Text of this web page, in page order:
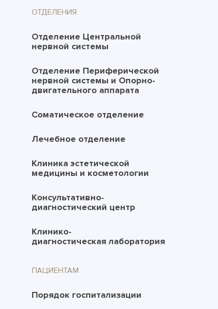
ОТДЕЛЕНИЯ
Отделение Центральной
нервной системы
Отделение Периферической
нервной системы и Опорно-
двигательного аппарата
Соматическое отделение
Лечебное отделение
Клиника эстетической
медицины и косметологии
Консультативно-
диагностический центр
Клинико-
диагностическая лаборатория
ПАЦИЕНТАМ
Порядок госпитализации